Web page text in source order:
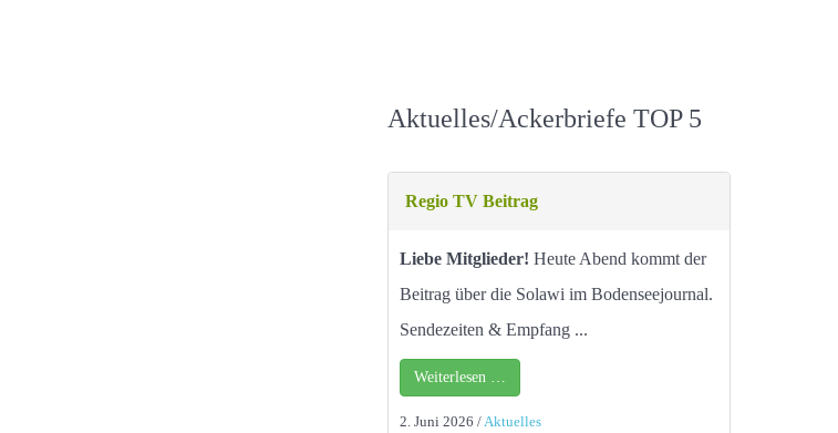
Aktuelles/Ackerbriefe TOP 5
Regio TV Beitrag
Liebe Mitglieder! Heute Abend kommt der
Beitrag über die Solawi im Bodenseejournal.
Sendezeiten & Empfang ...
Weiterlesen …
2. Juni 2026 / Aktuelles